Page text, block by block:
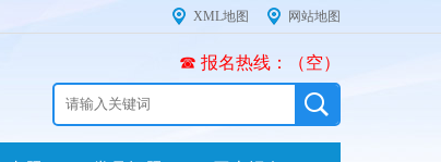
网站地图
XML地图
☎ 报名热线：（空）